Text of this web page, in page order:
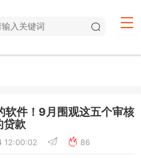
软件！9月围观这五个​审核
贷款
12:00:02 86